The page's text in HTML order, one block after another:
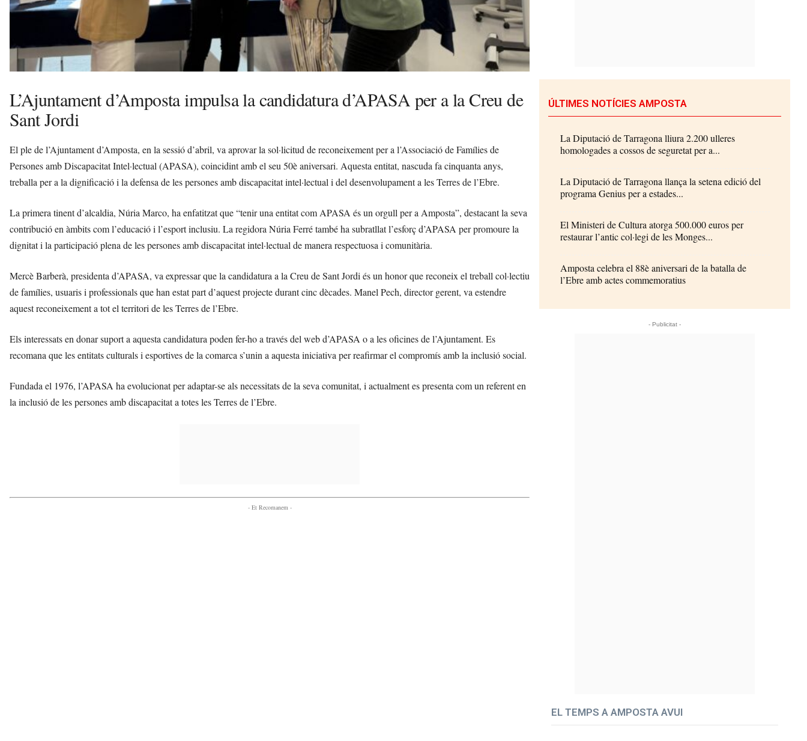
L’Ajuntament d’Amposta impulsa la candidatura d’APASA per a la Creu de
Sant Jordi
El ple de l’Ajuntament d’Amposta, en la sessió d’abril, va aprovar la sol·licitud de reconeixement per a l’Associació de Famílies de
Persones amb Discapacitat Intel·lectual (APASA), coincidint amb el seu 50è aniversari. Aquesta entitat, nascuda fa cinquanta anys,
treballa per a la dignificació i la defensa de les persones amb discapacitat intel·lectual i del desenvolupament a les Terres de l’Ebre.
La primera tinent d’alcaldia, Núria Marco, ha enfatitzat que “tenir una entitat com APASA és un orgull per a Amposta”, destacant la seva
contribució en àmbits com l’educació i l’esport inclusiu. La regidora Núria Ferré també ha subratllat l’esforç d’APASA per promoure la
dignitat i la participació plena de les persones amb discapacitat intel·lectual de manera respectuosa i comunitària.
Mercè Barberà, presidenta d’APASA, va expressar que la candidatura a la Creu de Sant Jordi és un honor que reconeix el treball col·lectiu
de famílies, usuaris i professionals que han estat part d’aquest projecte durant cinc dècades. Manel Pech, director gerent, va estendre
aquest reconeixement a tot el territori de les Terres de l’Ebre.
Els interessats en donar suport a aquesta candidatura poden fer-ho a través del web d’APASA o a les oficines de l’Ajuntament. Es
recomana que les entitats culturals i esportives de la comarca s’unin a aquesta iniciativa per reafirmar el compromís amb la inclusió social.
Fundada el 1976, l’APASA ha evolucionat per adaptar-se als necessitats de la seva comunitat, i actualment es presenta com un referent en
la inclusió de les persones amb discapacitat a totes les Terres de l’Ebre.
- Et Recomanem -
ÚLTIMES NOTÍCIES AMPOSTA
La Diputació de Tarragona lliura 2.200 ulleres
homologades a cossos de seguretat per a...
La Diputació de Tarragona llança la setena edició del
programa Genius per a estades...
El Ministeri de Cultura atorga 500.000 euros per
restaurar l’antic col·legi de les Monges...
Amposta celebra el 88è aniversari de la batalla de
l’Ebre amb actes commemoratius
- Publicitat -
EL TEMPS A AMPOSTA AVUI